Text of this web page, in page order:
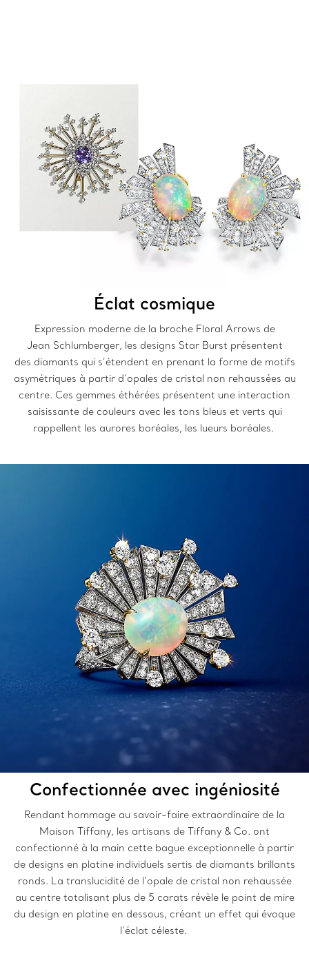
Éclat cosmique
Expression moderne de la broche Floral Arrows de
Jean Schlumberger, les designs Star Burst présentent
des diamants qui s’étendent en prenant la forme de motifs
asymétriques à partir d’opales de cristal non rehaussées au
centre. Ces gemmes éthérées présentent une interaction
saisissante de couleurs avec les tons bleus et verts qui
rappellent les aurores boréales, les lueurs boréales.
Confectionnée avec ingéniosité
Rendant hommage au savoir-faire extraordinaire de la
Maison Tiffany, les artisans de Tiffany & Co. ont
confectionné à la main cette bague exceptionnelle à partir
de designs en platine individuels sertis de diamants brillants
ronds. La translucidité de l’opale de cristal non rehaussée
au centre totalisant plus de 5 carats révèle le point de mire
du design en platine en dessous, créant un effet qui évoque
l’éclat céleste.